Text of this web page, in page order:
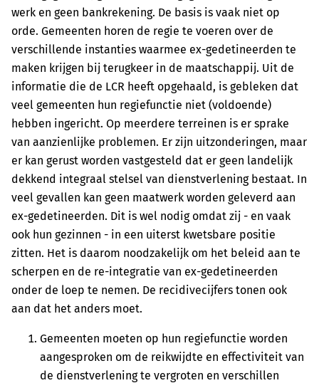
werk en geen bankrekening. De basis is vaak niet op
orde. Gemeenten horen de regie te voeren over de
verschillende instanties waarmee ex-gedetineerden te
maken krijgen bij terugkeer in de maatschappij. Uit de
informatie die de LCR heeft opgehaald, is gebleken dat
veel gemeenten hun regiefunctie niet (voldoende)
hebben ingericht. Op meerdere terreinen is er sprake
van aanzienlijke problemen. Er zijn uitzonderingen, maar
er kan gerust worden vastgesteld dat er geen landelijk
dekkend integraal stelsel van dienstverlening bestaat. In
veel gevallen kan geen maatwerk worden geleverd aan
ex-gedetineerden. Dit is wel nodig omdat zij - en vaak
ook hun gezinnen - in een uiterst kwetsbare positie
zitten. Het is daarom noodzakelijk om het beleid aan te
scherpen en de re-integratie van ex-gedetineerden
onder de loep te nemen. De recidivecijfers tonen ook
aan dat het anders moet.
Gemeenten moeten op hun regiefunctie worden
aangesproken om de reikwijdte en effectiviteit van
de dienstverlening te vergroten en verschillen